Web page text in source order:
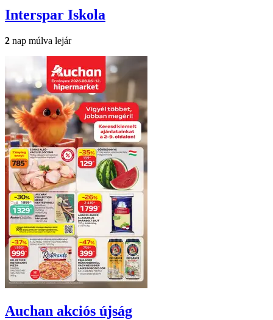
Interspar Iskola
2 nap múlva lejár
Auchan akciós újság